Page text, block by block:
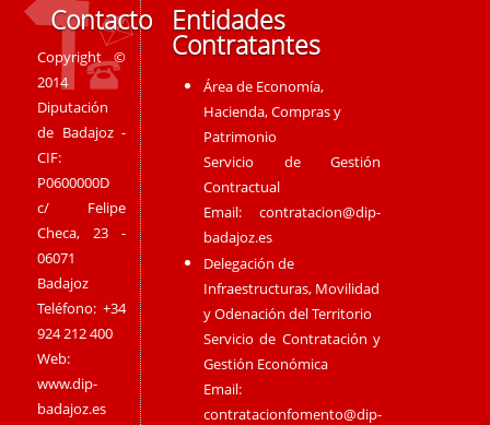
Contacto
Copyright ©
2014
Diputación
de Badajoz -
CIF:
P0600000D
c/ Felipe
Checa, 23 -
06071
Badajoz
Teléfono: +34
924 212 400
Web:
www.dip-
badajoz.es
Entidades
Contratantes
Área de Economía,
Hacienda, Compras y
Patrimonio
Servicio de Gestión
Contractual
Email:contratacion@dip-
badajoz.es
Delegación de
Infraestructuras, Movilidad
y Odenación del Territorio
Servicio de Contratación y
Gestión Económica
Email:
contratacionfomento@dip-